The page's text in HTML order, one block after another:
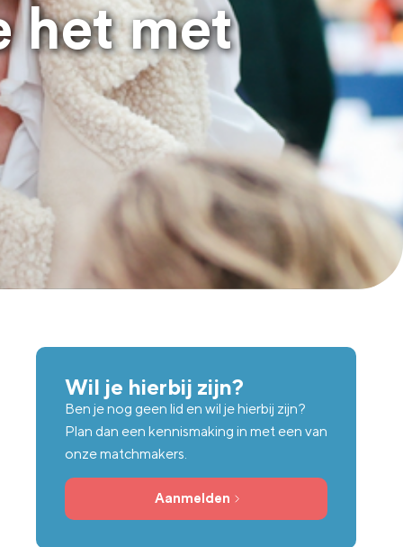
het met
Wil je hierbij zijn?
Ben je nog geen lid en wil je hierbij zijn?
Plan dan een kennismaking in met een van
onze matchmakers.
Aanmelden